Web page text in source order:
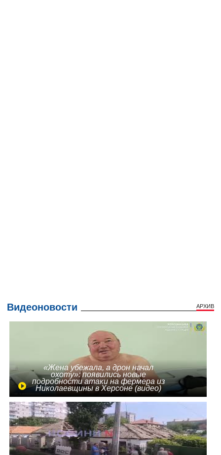
Видеоновости АРХИВ
«Жена убежала, а дрон начал
охоту»: появились новые
подробности атаки на фермера из
Николаевщины в Херсоне (видео)